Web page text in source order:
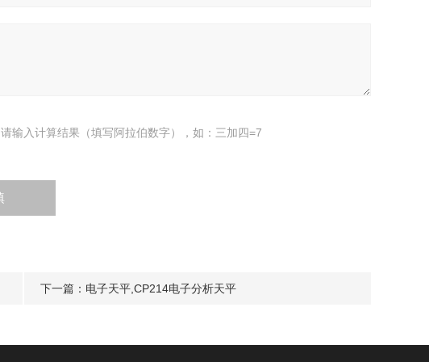
请输入计算结果（填写阿拉伯数字），如：三加四=7
下一篇： 电子天平,CP214电子分析天平